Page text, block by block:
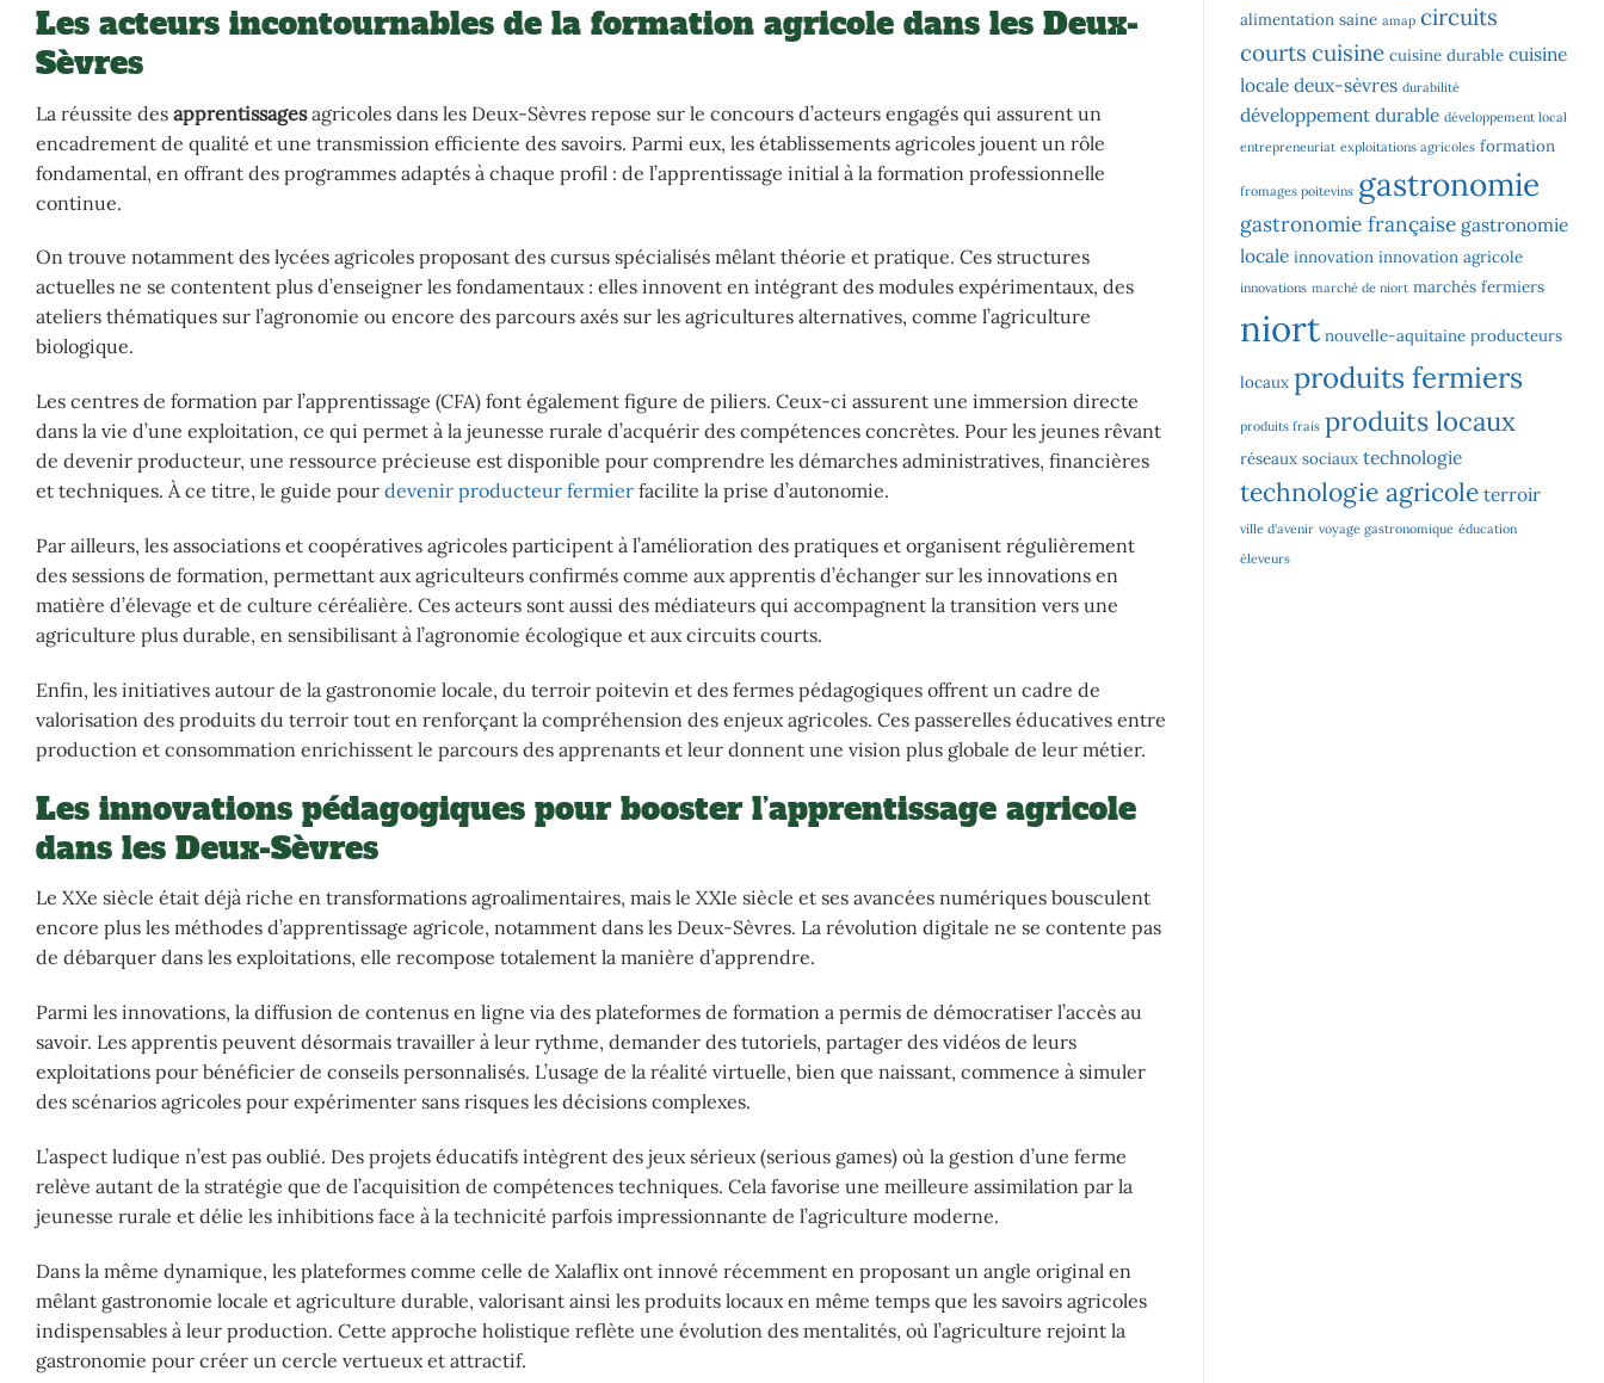
Les acteurs incontournables de la formation agricole dans les Deux-
Sèvres
La réussite des apprentissagesagricoles dans les Deux-Sèvres repose sur le concours d’acteurs engagés qui assurent un
encadrement de qualité et une transmission efficiente des savoirs. Parmi eux, les établissements agricoles jouent un rôle
fondamental, en offrant des programmes adaptés à chaque profil : de l’apprentissage initial à la formation professionnelle
continue.
On trouve notamment des lycées agricoles proposant des cursus spécialisés mêlant théorie et pratique. Ces structures
actuelles ne se contentent plus d’enseigner les fondamentaux : elles innovent en intégrant des modules expérimentaux, des
ateliers thématiques sur l’agronomie ou encore des parcours axés sur les agricultures alternatives, comme l’agriculture
biologique.
Les centres de formation par l’apprentissage (CFA) font également figure de piliers. Ceux-ci assurent une immersion directe
dans la vie d’une exploitation, ce qui permet à la jeunesse rurale d’acquérir des compétences concrètes. Pour les jeunes rêvant
de devenir producteur, une ressource précieuse est disponible pour comprendre les démarches administratives, financières
et techniques. À ce titre, le guide pour devenir producteur fermier facilite la prise d’autonomie.
Par ailleurs, les associations et coopératives agricoles participent à l’amélioration des pratiques et organisent régulièrement
des sessions de formation, permettant aux agriculteurs confirmés comme aux apprentis d’échanger sur les innovations en
matière d’élevage et de culture céréalière. Ces acteurs sont aussi des médiateurs qui accompagnent la transition vers une
agriculture plus durable, en sensibilisant à l’agronomie écologique et aux circuits courts.
Enfin, les initiatives autour de la gastronomie locale, du terroir poitevin et des fermes pédagogiques offrent un cadre de
valorisation des produits du terroir tout en renforçant la compréhension des enjeux agricoles. Ces passerelles éducatives entre
production et consommation enrichissent le parcours des apprenants et leur donnent une vision plus globale de leur métier.
Les innovations pédagogiques pour booster l’apprentissage agricole
dans les Deux-Sèvres
Le XXe siècle était déjà riche en transformations agroalimentaires, mais le XXIe siècle et ses avancées numériques bousculent
encore plus les méthodes d’apprentissage agricole, notamment dans les Deux-Sèvres. La révolution digitale ne se contente pas
de débarquer dans les exploitations, elle recompose totalement la manière d’apprendre.
Parmi les innovations, la diffusion de contenus en ligne via des plateformes de formation a permis de démocratiser l’accès au
savoir. Les apprentis peuvent désormais travailler à leur rythme, demander des tutoriels, partager des vidéos de leurs
exploitations pour bénéficier de conseils personnalisés. L’usage de la réalité virtuelle, bien que naissant, commence à simuler
des scénarios agricoles pour expérimenter sans risques les décisions complexes.
L’aspect ludique n’est pas oublié. Des projets éducatifs intègrent des jeux sérieux (serious games) où la gestion d’une ferme
relève autant de la stratégie que de l’acquisition de compétences techniques. Cela favorise une meilleure assimilation par la
jeunesse rurale et délie les inhibitions face à la technicité parfois impressionnante de l’agriculture moderne.
Dans la même dynamique, les plateformes comme celle de Xalaflix ont innové récemment en proposant un angle original en
mêlant gastronomie locale et agriculture durable, valorisant ainsi les produits locaux en même temps que les savoirs agricoles
indispensables à leur production. Cette approche holistique reflète une évolution des mentalités, où l’agriculture rejoint la
gastronomie pour créer un cercle vertueux et attractif.
alimentation saine amap circuits
courts cuisine cuisine durable cuisine
locale deux-sèvres durabilité
développement durable développement local
entrepreneuriat exploitations agricoles formation
fromages poitevins gastronomie
gastronomie française gastronomie
locale innovation innovation agricole
innovations marché de niort marchés fermiers
niort nouvelle-aquitaine producteurs
locaux produits fermiers
produits frais produits locaux
réseaux sociaux technologie
technologie agricole terroir
ville d'avenir voyage gastronomique éducation
éleveurs